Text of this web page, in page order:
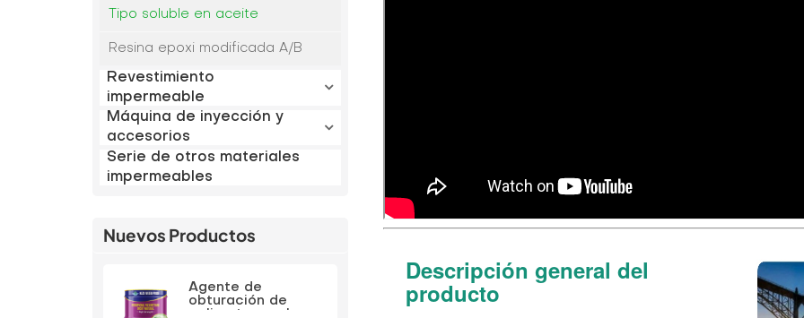
Tipo soluble en aceite
Resina epoxi modificada A/B
Revestimiento
impermeable
Máquina de inyección y
accesorios
Serie de otros materiales
impermeables
Nuevos Productos
Agente de
obturación de
Descripción general del
producto